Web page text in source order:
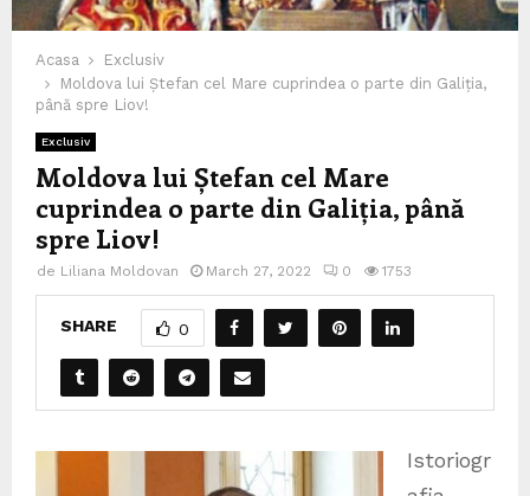
Acasa
Exclusiv
Moldova lui Ștefan cel Mare cuprindea o parte din Galiția,
până spre Liov!
Exclusiv
Moldova lui Ștefan cel Mare
cuprindea o parte din Galiția, până
spre Liov!
de Liliana Moldovan March 27, 2022 0 1753
SHARE 0
Istoriogr